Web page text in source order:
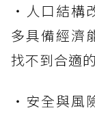
・人口結構
多具備經濟
找不到合適
・安全與風